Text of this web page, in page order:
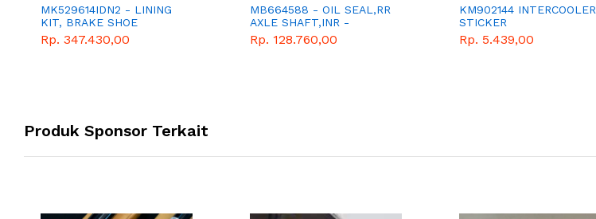
MK529614IDN2 - LINING
KIT, BRAKE SHOE
Rp. 347.430,00
MB664588 - OIL SEAL,RR
AXLE SHAFT,INR -
GENUINE SPAREPART
MITSUBISHI
Rp. 128.760,00
KM902144 INTERCOOLER
STICKER
Rp. 5.439,00
Produk Sponsor Terkait